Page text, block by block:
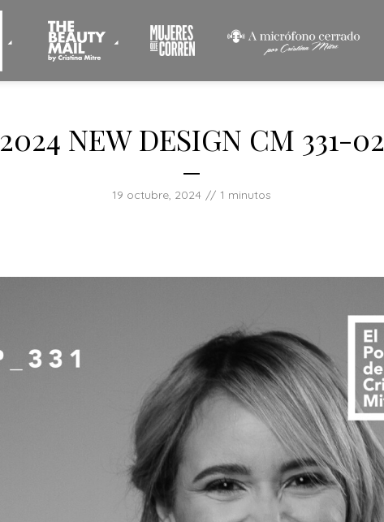
2024 NEW DESIGN CM 331-02
19 octubre, 2024 1 minutos